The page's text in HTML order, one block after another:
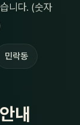
니다. (숫자
민락동
내